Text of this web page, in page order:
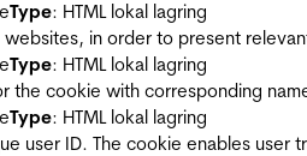
Type: HTML lokal lagring
in order to present
Type: HTML lokal lagring
the cookie with corresponding
Type: HTML lokal lagring
user ID. The cookie enables user